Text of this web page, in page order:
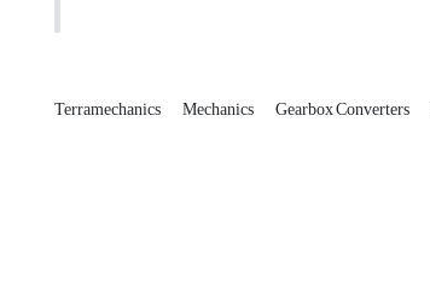
Terramechanics Mechanics Gearbox Converters